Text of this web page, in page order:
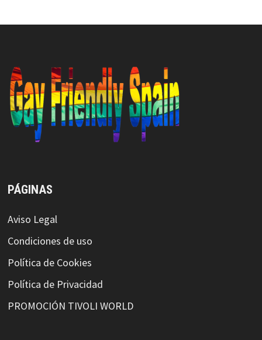
PÁGINAS
Aviso Legal
Condiciones de uso
Política de Cookies
Política de Privacidad
PROMOCIÓN TIVOLI WORLD